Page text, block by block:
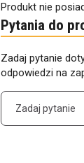
Produkt nie
Pytania do
Zadaj pytanie
odpowiedzi na
Zadaj pytanie